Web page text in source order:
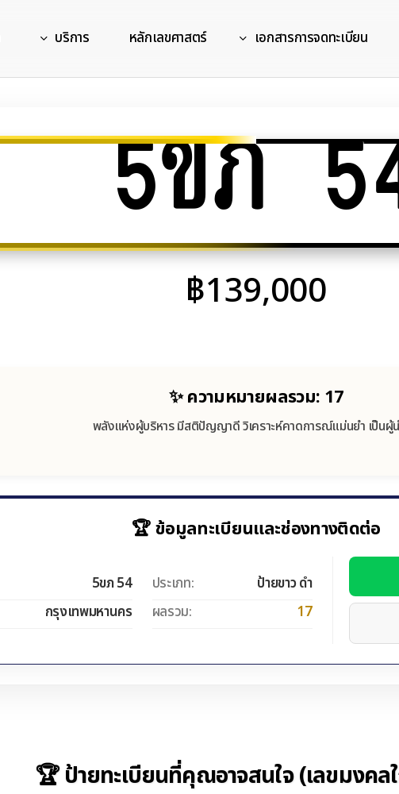
บริการ หลักเลขศาสตร์ เอกสารการจดทะเบียน
5ขภ
฿139,000
✨ ความหมายผลรวม: 17
พลังแห่งผู้บริหาร มีสติปัญญาดี วิเคราะห์คาดการณ์แม่นยำ เป็นผู้
🏆 ข้อมูลทะเบียนและช่องทางติดต่อ
5ขภ 54
กรุงเทพมหานคร
ประเภท:
ป้ายขาว ดำ
ผลรวม:
17
🏆 ป้ายทะเบียนที่คุณอาจสนใจ (เลขมงคล